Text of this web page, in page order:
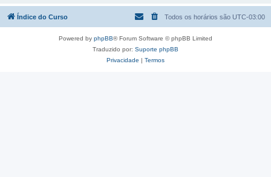
Índice do Curso Todos os horários são UTC-03:00
Powered by phpBB® Forum Software © phpBB Limited
Traduzido por: Suporte phpBB
Privacidade | Termos